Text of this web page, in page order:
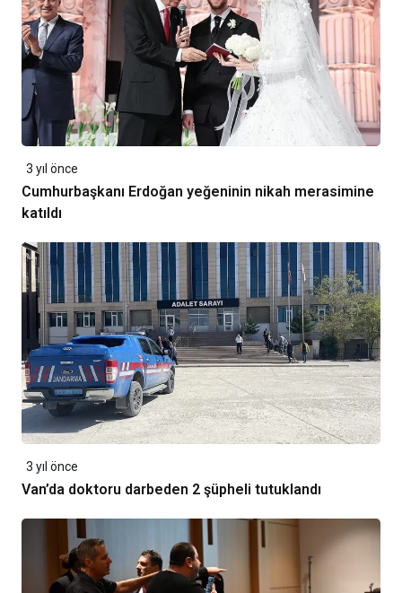
3 yıl önce
Cumhurbaşkanı Erdoğan yeğeninin nikah merasimine
katıldı
3 yıl önce
Van’da doktoru darbeden 2 şüpheli tutuklandı